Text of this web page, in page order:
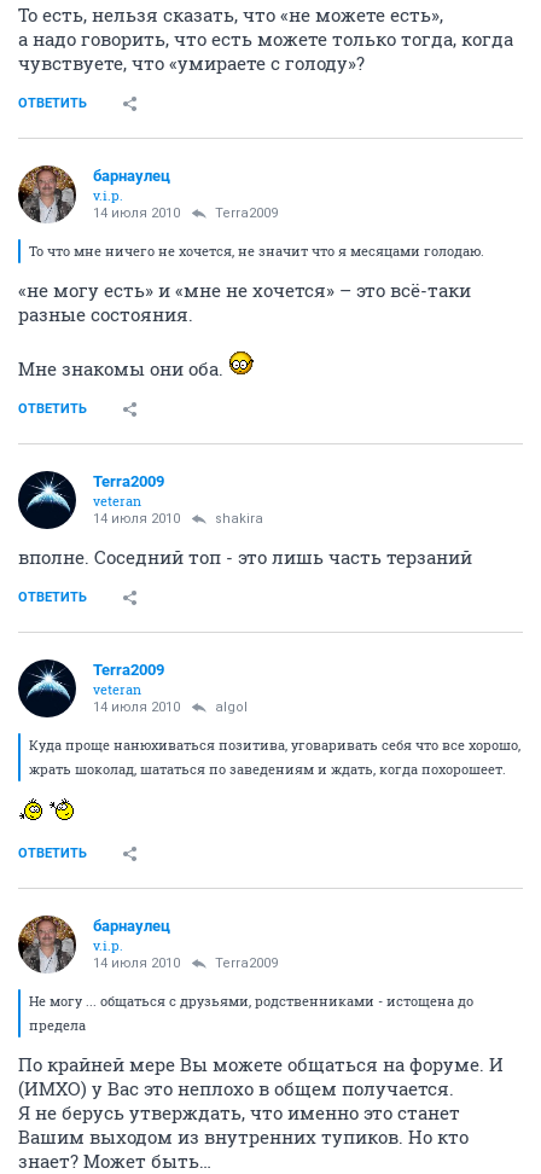
То есть, нельзя сказать, что «не можете есть»,
а надо говорить, что есть можете только тогда, когда
чувствуете, что «умираете с голоду»?
ОТВЕТИТЬ
барнаулец
v.i.p.
14 июля 2010 Terra2009
То что мне ничего не хочется, не значит что я месяцами голодаю.
«не могу есть» и «мне не хочется» – это всё-таки
разные состояния.
Мне знакомы они оба.
ОТВЕТИТЬ
Terra2009
veteran
14 июля 2010 shakira
вполне. Соседний топ - это лишь часть терзаний
ОТВЕТИТЬ
Terra2009
veteran
14 июля 2010 algol
Куда проще нанюхиваться позитива, уговаривать себя что все хорошо,
жрать шоколад, шататься по заведениям и ждать, когда похорошеет.
ОТВЕТИТЬ
барнаулец
v.i.p.
14 июля 2010 Terra2009
Не могу ... общаться с друзьями, родственниками - истощена до
предела
По крайней мере Вы можете общаться на форуме. И
(ИМХО) у Вас это неплохо в общем получается.
Я не берусь утверждать, что именно это станет
Вашим выходом из внутренних тупиков. Но кто
знает? Может быть…